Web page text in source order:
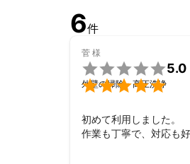
6件
菅 様


5.0
外壁の掃除・高圧洗浄
初めて利用しました。
作業も丁寧で、対応も